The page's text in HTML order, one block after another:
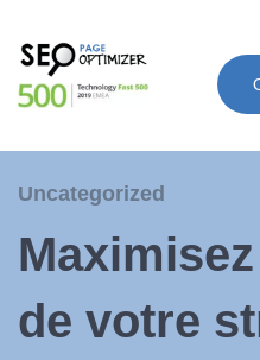
Uncategorized
de votre